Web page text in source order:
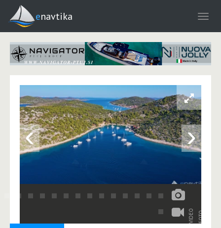
enavtika
‹ ›
VIDEO FOTO